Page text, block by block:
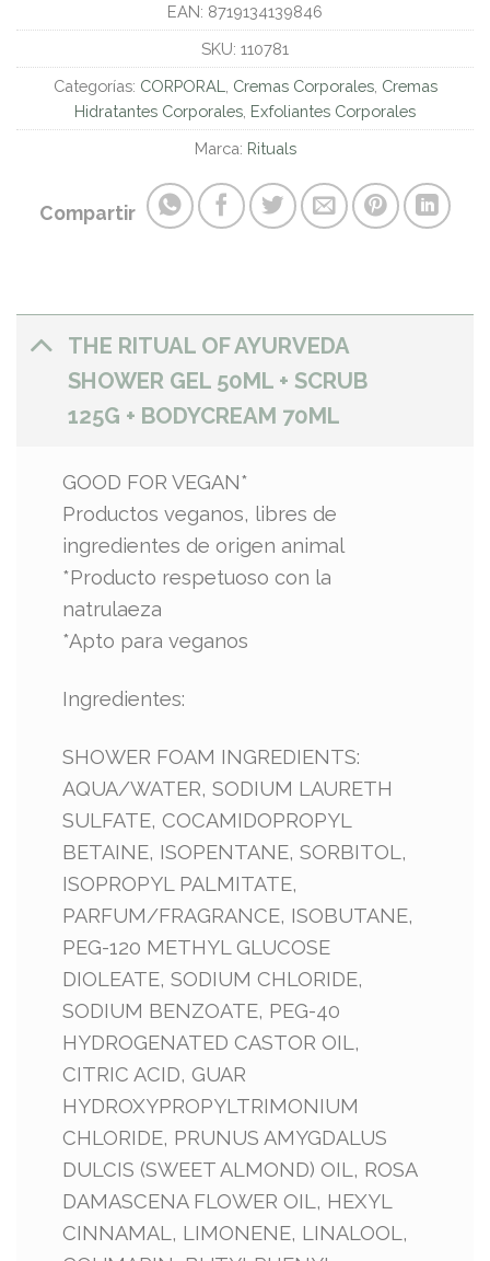
EAN: 8719134139846
SKU: 110781
Categorías: CORPORAL Cremas Corporales, Cremas
Hidratantes Corporales Exfoliantes Corporales
Marca: Rituals
Compartir
THE RITUAL OF AYURVEDA
SHOWER GEL 50ML + SCRUB
125G + BODYCREAM 70ML
GOOD FOR VEGAN*
Productos veganos, libres de
ingredientes de origen animal
*Producto respetuoso con la
natrulaeza
*Apto para veganos
Ingredientes:
SHOWER FOAM INGREDIENTS:
AQUA/WATER, SODIUM LAURETH
SULFATE, COCAMIDOPROPYL
BETAINE, ISOPENTANE, SORBITOL,
ISOPROPYL PALMITATE,
PARFUM/FRAGRANCE, ISOBUTANE,
PEG-120 METHYL GLUCOSE
DIOLEATE, SODIUM CHLORIDE,
SODIUM BENZOATE, PEG-40
HYDROGENATED CASTOR OIL,
CITRIC ACID, GUAR
HYDROXYPROPYLTRIMONIUM
CHLORIDE, PRUNUS AMYGDALUS
DULCIS (SWEET ALMOND) OIL, ROSA
DAMASCENA FLOWER OIL, HEXYL
CINNAMAL, LIMONENE, LINALOOL,